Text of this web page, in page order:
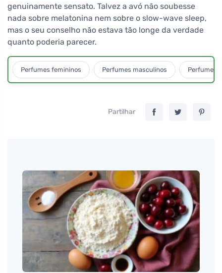
genuinamente sensato. Talvez a avó não soubesse
nada sobre melatonina nem sobre o slow-wave sleep,
mas o seu conselho não estava tão longe da verdade
quanto poderia parecer.
Perfumes femininos Perfumes masculinos Perfumes
Partilhar